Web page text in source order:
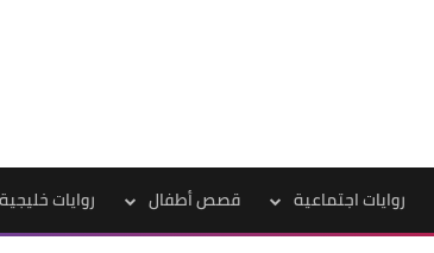
روايات اجتماعية قصص أطفال روايات خليجية